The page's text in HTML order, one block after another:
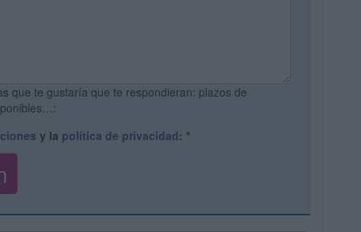
que te gustaría que te respondieran: plazos de
y la política de privacidad: *